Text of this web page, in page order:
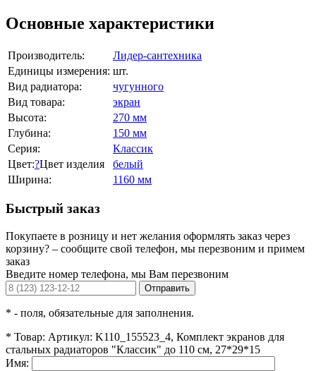
Основные характеристики
Производитель:
Лидер-сантехника
Единицы измерения: шт.
Вид радиатора:
чугунного
Вид товара:
экран
Высота:
270 мм
Глубина:
150 мм
Серия:
Классик
Цвет:?Цвет изделия
белый
Ширина:
1160 мм
Быстрый заказ
Покупаете в розницу и нет желания оформлять заказ через
корзину? – сообщите свой телефон, мы перезвоним и примем
заказ
Введите номер телефона, мы Вам перезвоним
Отправить
* - поля, обязательные для заполнения.
* Товар: Артикул: K110_155523_4, Комплект экранов для
стальных радиаторов "Классик" до 110 см, 27*29*15
Имя: